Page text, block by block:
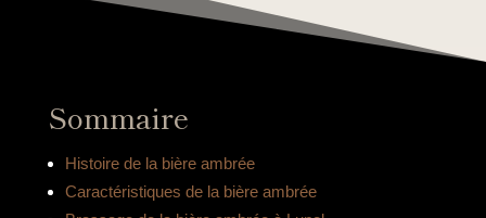
Sommaire
Histoire de la bière ambrée
Caractéristiques de la bière ambrée